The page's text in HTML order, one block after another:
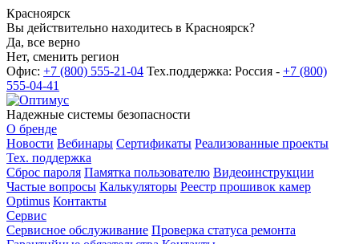
Красноярск
Вы действительно находитесь в Красноярск?
Да, все верно
Нет, сменить регион
Офис: +7 (800) 555-21-04 Тех.поддержка: Россия - +7 (800)
555-04-41
Надежные системы безопасности
О бренде
Новости Вебинары Сертификаты Реализованные проекты
Тех. поддержка
Сброс пароля Памятка пользователю Видеоинструкции
Частые вопросы Калькуляторы Реестр прошивок камер
Optimus Контакты
Сервис
Сервисное обслуживание Проверка статуса ремонта